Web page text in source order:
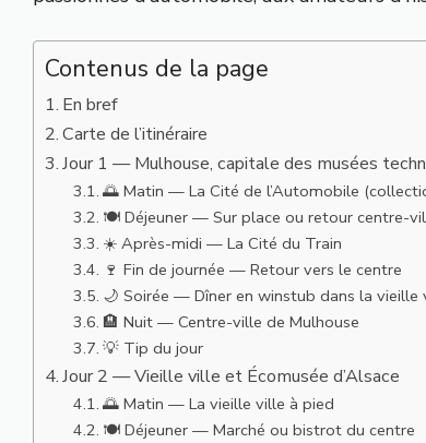
Contenus de la page
En bref
Carte de l’itinéraire
Jour 1 — Mulhouse, capitale des musées
🌅 Matin — La Cité de l’Automobile
🍽️ Déjeuner — Sur place ou retour centre-
☀️ Après-midi — La Cité du Train
🍷 Fin de journée — Retour vers le centre
🌙 Soirée — Dîner en winstub dans la vieille
🏨 Nuit — Centre-ville de Mulhouse
💡 Tip du jour
Jour 2 — Vieille ville et Écomusée d’Alsace
🌅 Matin — La vieille ville à pied
🍽️ Déjeuner — Marché ou bistrot du centre